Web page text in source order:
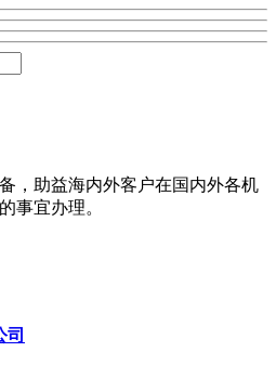
，助益海内外客户在国内外各机
事宜办理。
司